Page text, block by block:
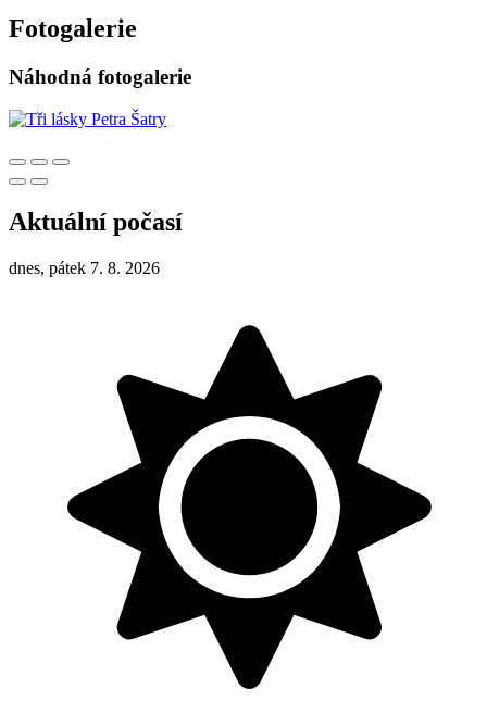
Fotogalerie
Náhodná fotogalerie
Aktuální počasí
dnes, pátek 7. 8. 2026